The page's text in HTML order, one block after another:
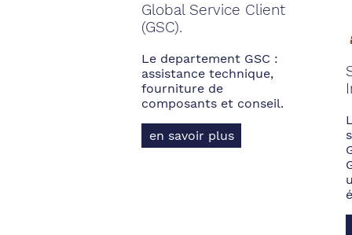
Global Service Client
(GSC).
Le departement GSC :
assistance technique,
fourniture de
composants et conseil.
en savoir plus